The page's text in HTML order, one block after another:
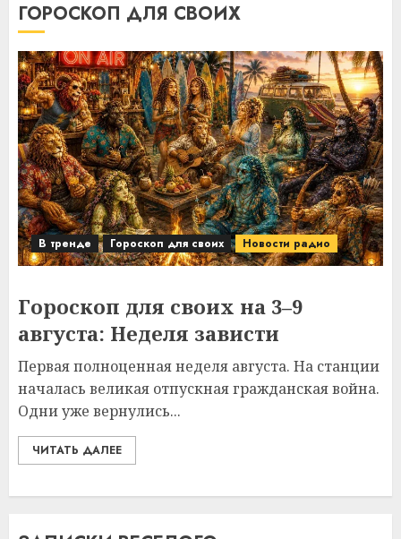
ГОРОСКОП ДЛЯ СВОИХ
В тренде Гороскоп для своих Новости радио
Гороскоп для своих на 3–9
августа: Неделя зависти
Первая полноценная неделя августа. На станции
началась великая отпускная гражданская война.
Одни уже вернулись...
ЧИТАТЬ ДАЛЕЕ